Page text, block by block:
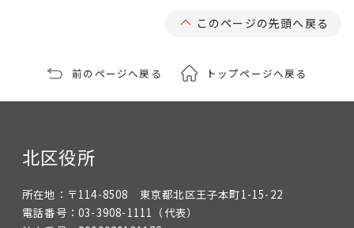
このページの先頭へ戻る
前のページへ戻る トップページへ戻る
北区役所
所在地： 〒114-8508 東京都北区王子本町1-15-22
電話番号： 03-3908-1111 （代表）